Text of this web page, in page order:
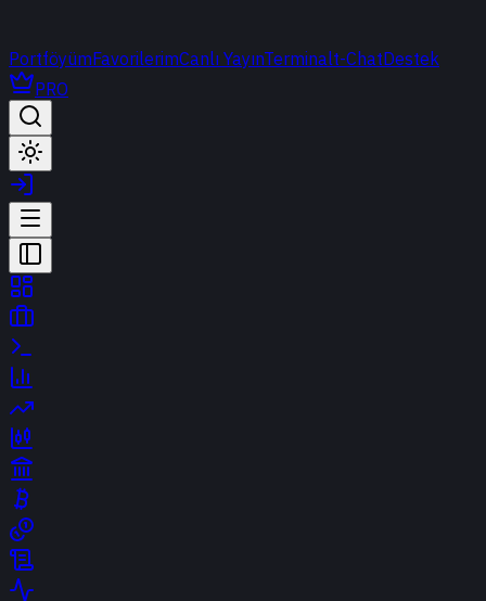
PortföyümFavorilerimCanlı YayınTerminalt-ChatDestek
PRO